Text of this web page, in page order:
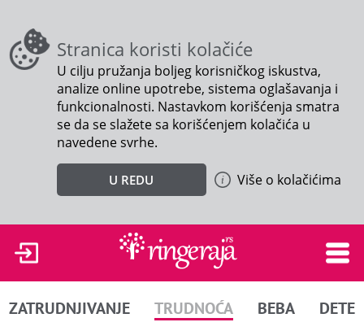
Stranica koristi kolačiće
U cilju pružanja boljeg korisničkog iskustva,
analize online upotrebe, sistema oglašavanja i
funkcionalnosti. Nastavkom korišćenja smatra
se da se slažete sa korišćenjem kolačića u
navedene svrhe.
U REDU Više o kolačićima
ZATRUDNJIVANJE TRUDNOĆA BEBA DETE